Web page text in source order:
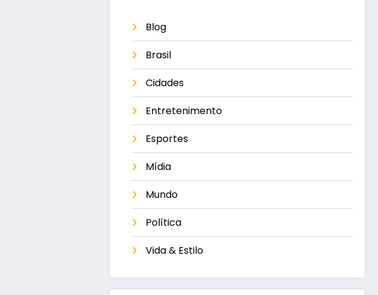
Blog
Brasil
Cidades
Entretenimento
Esportes
Mídia
Mundo
Política
Vida & Estilo